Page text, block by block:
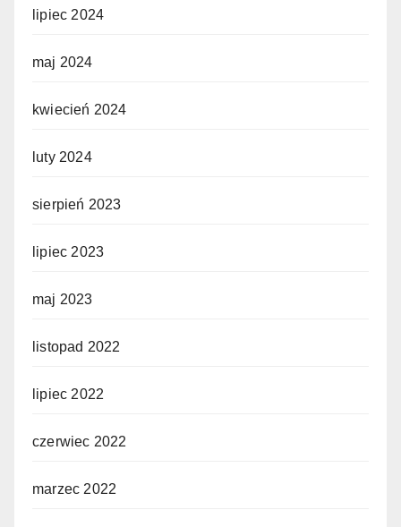
lipiec 2024
maj 2024
kwiecień 2024
luty 2024
sierpień 2023
lipiec 2023
maj 2023
listopad 2022
lipiec 2022
czerwiec 2022
marzec 2022